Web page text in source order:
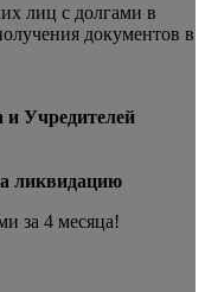
лиц с долгами в
документов в
и Учредителей
ликвидацию
за 4 месяца!